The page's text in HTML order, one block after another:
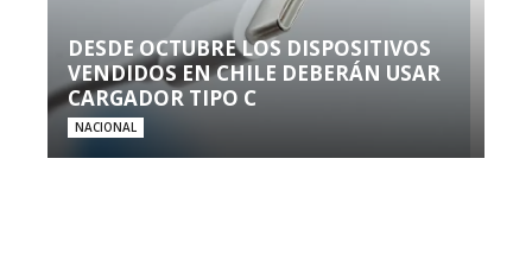
DESDE OCTUBRE LOS DISPOSITIVOS
VENDIDOS EN CHILE DEBERÁN USAR
CARGADOR TIPO C
NACIONAL